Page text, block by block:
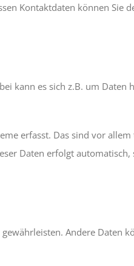
Kontaktdaten können Sie
kann es sich z.B. um Daten
erfasst. Das sind vor allem
Daten erfolgt automatisch,
Andere Daten